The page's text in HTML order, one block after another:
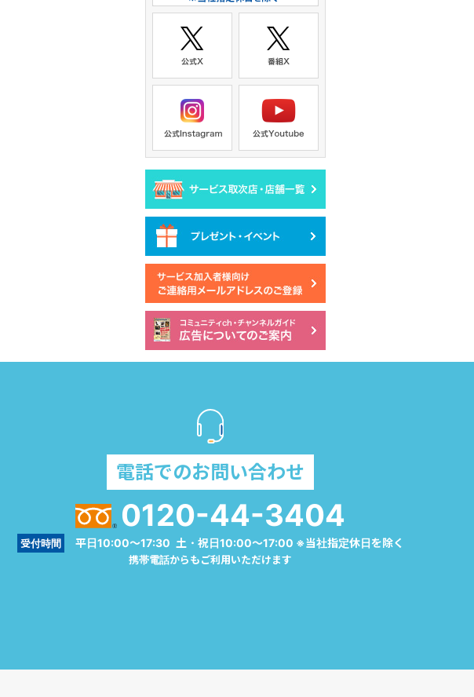
電話でのお問い合わせ
0120-44-3404
受付時間 平日10:00～17:30 土・祝日10:00～17:00 ※当社指定休日を除く
携帯電話からもご利用いただけます